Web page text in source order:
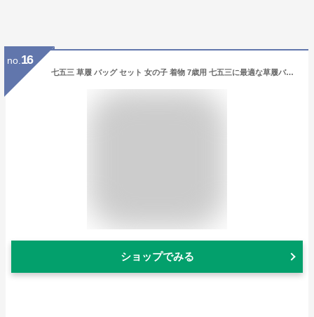
no. 16
七五三 草履 バッグ セット 女の子 着物 7歳用 七五三に最適な草履バッグセット ピンク地 友禅文様 日本製
ショップでみる